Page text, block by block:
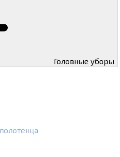
Головные уборы